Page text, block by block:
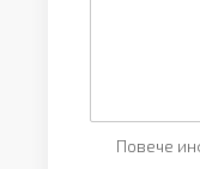
Повече